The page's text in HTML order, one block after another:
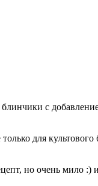
с
для
но очень мило